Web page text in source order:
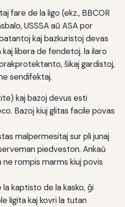
fare de la ligo (ekz., BBCOR
USSSA aŭ ASA por
kaj bazkuristoj devas
libera de fendetoj. la ilaro
ŝikaj gardistoj,
sendifektaj.
kaj bazoj devus esti
Bazoj kiuj glitas facile povas
malpermesitaj sur pli junaj
piedveston. Ankaŭ
ne rompis marms kiuj povis
la kaptisto de la kasko, ĝi
ligita kaj kovri la tutan